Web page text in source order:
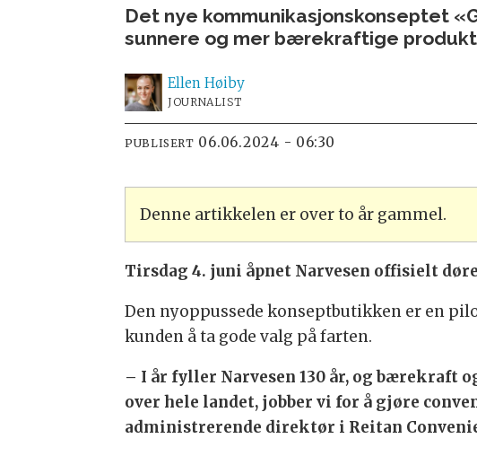
Det nye kommunikasjonskonseptet
sunnere og mer bærekraftige
Ellen Høiby
JOURNALIST
PUBLISERT 06.06.2024 - 06:30
Denne artikkelen er over to år gammel.
Tirsdag 4. juni åpnet Narvesen offisielt
Den nyoppussede konseptbutikken er en
kunden å ta gode valg på farten.
– I år fyller Narvesen 130 år, og bærekraft
over hele landet, jobber vi for å gjøre
administrerende direktør i Reitan